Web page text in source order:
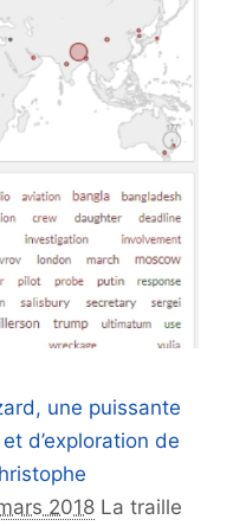
une puissante
d’exploration de
2018 La traille